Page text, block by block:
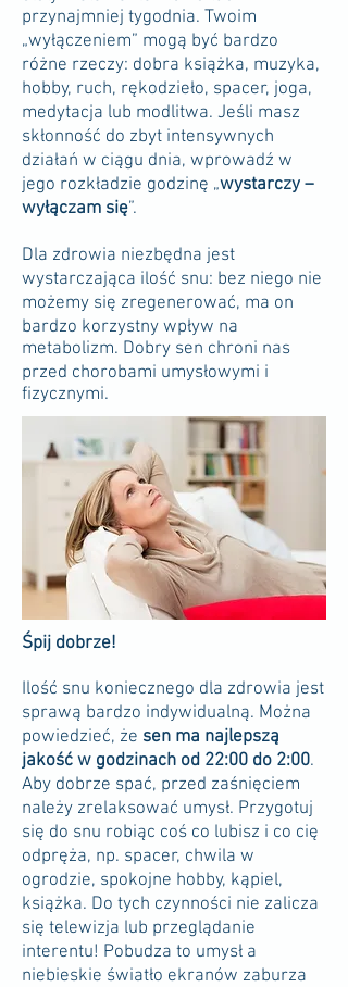
przynajmniej tygodnia. Twoim
„wyłączeniem” mogą być bardzo
różne rzeczy: dobra książka, muzyka,
hobby, ruch, rękodzieło, spacer, joga,
medytacja lub modlitwa. Jeśli masz
skłonność do zbyt intensywnych
działań w ciągu dnia, wprowadź w
jego rozkładzie godzinę „wystarczy –
wyłączam się”.
Dla zdrowia niezbędna jest
wystarczająca ilość snu: bez niego nie
możemy się zregenerować, ma on
bardzo korzystny wpływ na
metabolizm. Dobry sen chroni nas
przed chorobami umysłowymi i
fizycznymi.
Śpij dobrze!
Ilość snu koniecznego dla zdrowia jest
sprawą bardzo indywidualną. Można
powiedzieć, że sen ma najlepszą
jakość w godzinach od 22:00 do 2:00.
Aby dobrze spać, przed zaśnięciem
należy zrelaksować umysł. Przygotuj
się do snu robiąc coś co lubisz i co cię
odpręża, np. spacer, chwila w
ogrodzie, spokojne hobby, kąpiel,
książka. Do tych czynności nie zalicza
się telewizja lub przeglądanie
interentu! Pobudza to umysł a
niebieskie światło ekranów zaburza